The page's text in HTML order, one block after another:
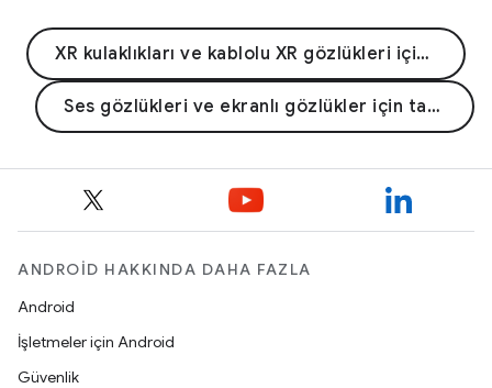
XR kulaklıkları ve kablolu XR gözlükleri için tasarım
Ses gözlükleri ve ekranlı gözlükler için tasarım
ANDROID HAKKINDA DAHA FAZLA
Android
İşletmeler için Android
Güvenlik